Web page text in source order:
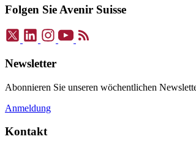
Folgen Sie Avenir Suisse
Newsletter
Abonnieren Sie unseren wöchentlichen
Anmeldung
Kontakt